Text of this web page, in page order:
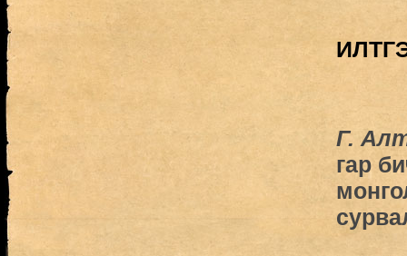
Г.
гар